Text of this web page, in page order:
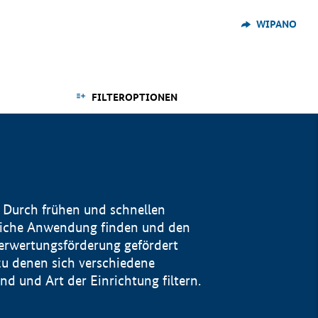
WIPANO
FILTEROPTIONEN
frühen und schnellen
Anwendung finden und den
gefördert
denen sich verschiedene
und Art der Einrichtung filtern.